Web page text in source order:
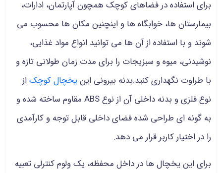
برای استفاده در فضاهای کوچک همچون آپارتمان، ادارات،
بیمارستان ها، خوابگاه ها و اینچنین مکان ها محسوب می
شوند و با استفاده از آن ها می توانید انواع مواد غذایی،
نوشیدنی، میوه و سبزیجات را برای مدت زمان طولانی تازه و
با طراوت نگهداری کنید.بدنه بیرونی اینیخچال کوچکاز
نوع فلزی و بدنه داخلی آن از نوع ABS مقاوم ساخته شده و
به گونه ای طراحی شده فضای داخلی قابل توجه و کارآمدی
را در اختیار کاربر قرار می دهد.
برای این یخچال ها در داخل محفظه، یک ولوم کنترلی تعبیه